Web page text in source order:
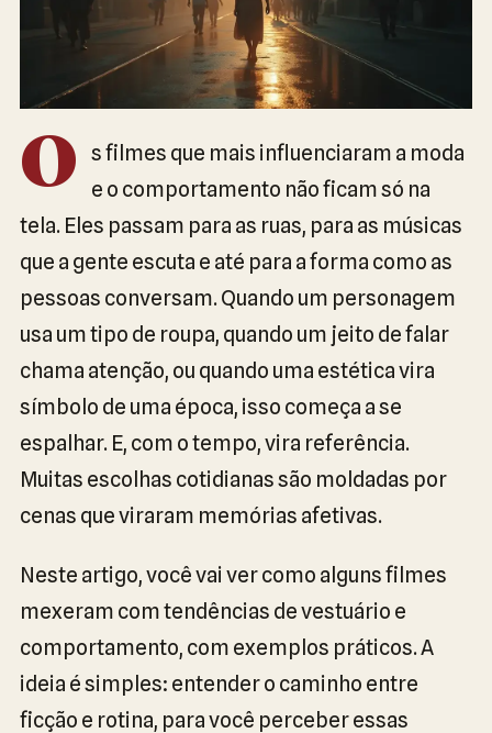
O
s filmes que mais influenciaram a moda
e o comportamento não ficam só na
tela. Eles passam para as ruas, para as músicas
que a gente escuta e até para a forma como as
pessoas conversam. Quando um personagem
usa um tipo de roupa, quando um jeito de falar
chama atenção, ou quando uma estética vira
símbolo de uma época, isso começa a se
espalhar. E, com o tempo, vira referência.
Muitas escolhas cotidianas são moldadas por
cenas que viraram memórias afetivas.
Neste artigo, você vai ver como alguns filmes
mexeram com tendências de vestuário e
comportamento, com exemplos práticos. A
ideia é simples: entender o caminho entre
ficção e rotina, para você perceber essas